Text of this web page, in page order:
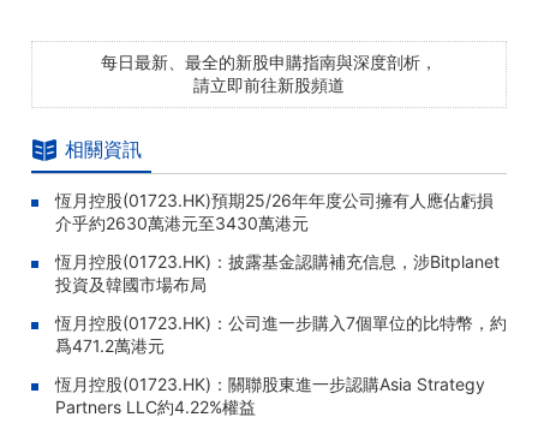
每日最新、最全的新股申購指南與深度剖析，
請立即前往新股頻道
相關資訊
恆月控股(01723.HK)預期25/26年年度公司擁有人應佔虧損
介乎約2630萬港元至3430萬港元
恆月控股(01723.HK)：披露基金認購補充信息，涉Bitplanet
投資及韓國市場布局
恆月控股(01723.HK)：公司進一步購入7個單位的比特幣，約
爲471.2萬港元
恆月控股(01723.HK)：關聯股東進一步認購Asia Strategy
Partners LLC約4.22%權益